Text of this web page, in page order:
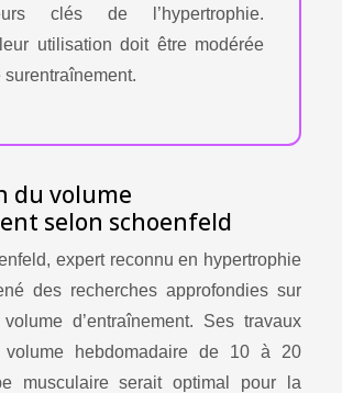
clés de l’hypertrophie.
utilisation doit être modérée
surentraînement.
du volume
selon schoenfeld
expert reconnu en hypertrophie
des recherches approfondies sur
volume d’entraînement. Ses travaux
volume hebdomadaire de 10 à 20
musculaire serait optimal pour la